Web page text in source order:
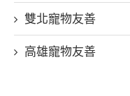
雙北寵物友善
高雄寵物友善